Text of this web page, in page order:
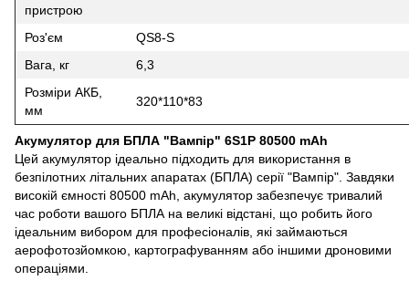
пристрою
Роз'єм
QS8-S
Вага, кг
6,3
Розміри АКБ,
мм
320*110*83
Акумулятор для БПЛА "Вампір" 6S1P 80500 mAh
Цей акумулятор ідеально підходить для використання в
безпілотних літальних апаратах (БПЛА) серії "Вампір". Завдяки
високій ємності 80500 mAh, акумулятор забезпечує тривалий
час роботи вашого БПЛА на великі відстані, що робить його
ідеальним вибором для професіоналів, які займаються
аерофотозйомкою, картографуванням або іншими дроновими
операціями.